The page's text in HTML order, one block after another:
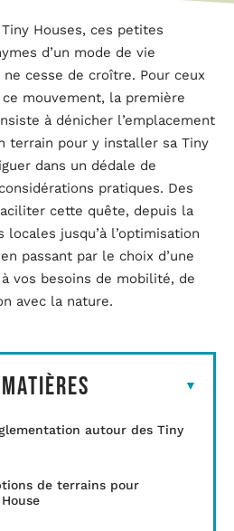
Houses, ces petites
d’un mode de vie
cesse de croître. Pour ceux
mouvement, la première
à dénicher l’emplacement
terrain pour y installer sa Tiny
dans un dédale de
pratiques. Des
cette quête, depuis la
jusqu’à l’optimisation
passant par le choix d’une
vos besoins de mobilité, de
avec la nature.
autour des Tiny
de terrains pour